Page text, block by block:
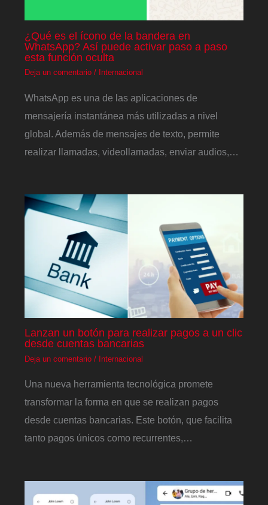
¿Qué es el ícono de la bandera en
WhatsApp? Así puede activar paso a paso
esta función oculta
Deja un comentario / Internacional
WhatsApp es una de las aplicaciones de
mensajería instantánea más utilizadas a nivel
global. Además de mensajes de texto, permite
realizar llamadas, videollamadas, enviar audios,…
Lanzan un botón para realizar pagos a un clic
desde cuentas bancarias
Deja un comentario / Internacional
Una nueva herramienta tecnológica promete
transformar la forma en que se realizan pagos
desde cuentas bancarias. Este botón, que facilita
tanto pagos únicos como recurrentes,…